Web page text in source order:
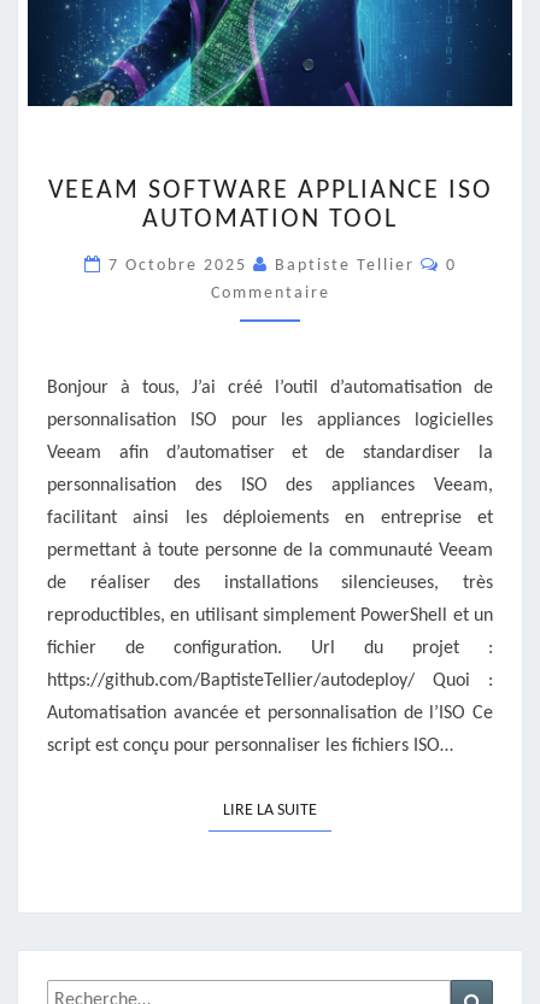
SOFTWARE
APPLIANCE
AUTOMATION
TOOL
VEEAM SOFTWARE APPLIANCE ISO
AUTOMATION TOOL
7 Octobre 2025 Baptiste Tellier
0
Commentaire
Bonjour à tous, J’ai créé l’outil d’automatisation de
personnalisation ISO pour les appliances logicielles
Veeam afin d’automatiser et de standardiser la
personnalisation des ISO des appliances Veeam,
facilitant ainsi les déploiements en entreprise et
permettant à toute personne de la communauté Veeam
de réaliser des installations silencieuses, très
reproductibles, en utilisant simplement PowerShell et un
fichier de configuration. Url du projet :
https://github.com/BaptisteTellier/autodeploy/ Quoi :
Automatisation avancée et personnalisation de l’ISO Ce
script est conçu pour personnaliser les fichiers ISO…
LIRE LA SUITELIRE LA SUITE
Rechercher :